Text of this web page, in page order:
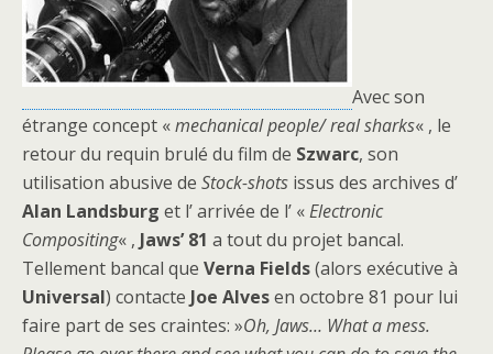
Avec son
étrange concept «mechanical people/ real sharks« , le
retour du requin brulé du film de Szwarc, son
utilisation abusive de Stock-shots issus des archives d’
Alan Landsburg et l’ arrivée de l’ «Electronic
Compositing« , Jaws’ 81 a tout du projet bancal.
Tellement bancal que Verna Fields(alors exécutive à
Universal) contacte Joe Alvesen octobre 81 pour lui
faire part de ses craintes: »Oh, Jaws… What a mess.